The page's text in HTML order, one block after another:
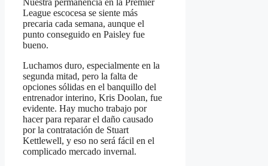
Nuestra permanencia en la Premier
League escocesa se siente más
precaria cada semana, aunque el
punto conseguido en Paisley fue
bueno.
Luchamos duro, especialmente en la
segunda mitad, pero la falta de
opciones sólidas en el banquillo del
entrenador interino, Kris Doolan, fue
evidente. Hay mucho trabajo por
hacer para reparar el daño causado
por la contratación de Stuart
Kettlewell, y eso no será fácil en el
complicado mercado invernal.